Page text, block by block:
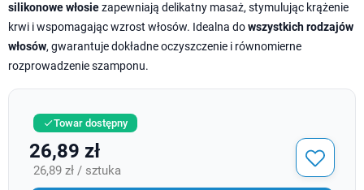
silikonowe włosiezapewniają delikatny masaż, stymulując krążenie
krwi i wspomagając wzrost włosów. Idealna dowszystkich rodzajów
włosów, gwarantuje dokładne oczyszczenie i równomierne
rozprowadzenie szamponu.
Towar dostępny
26,89 zł
26,89 zł / sztuka